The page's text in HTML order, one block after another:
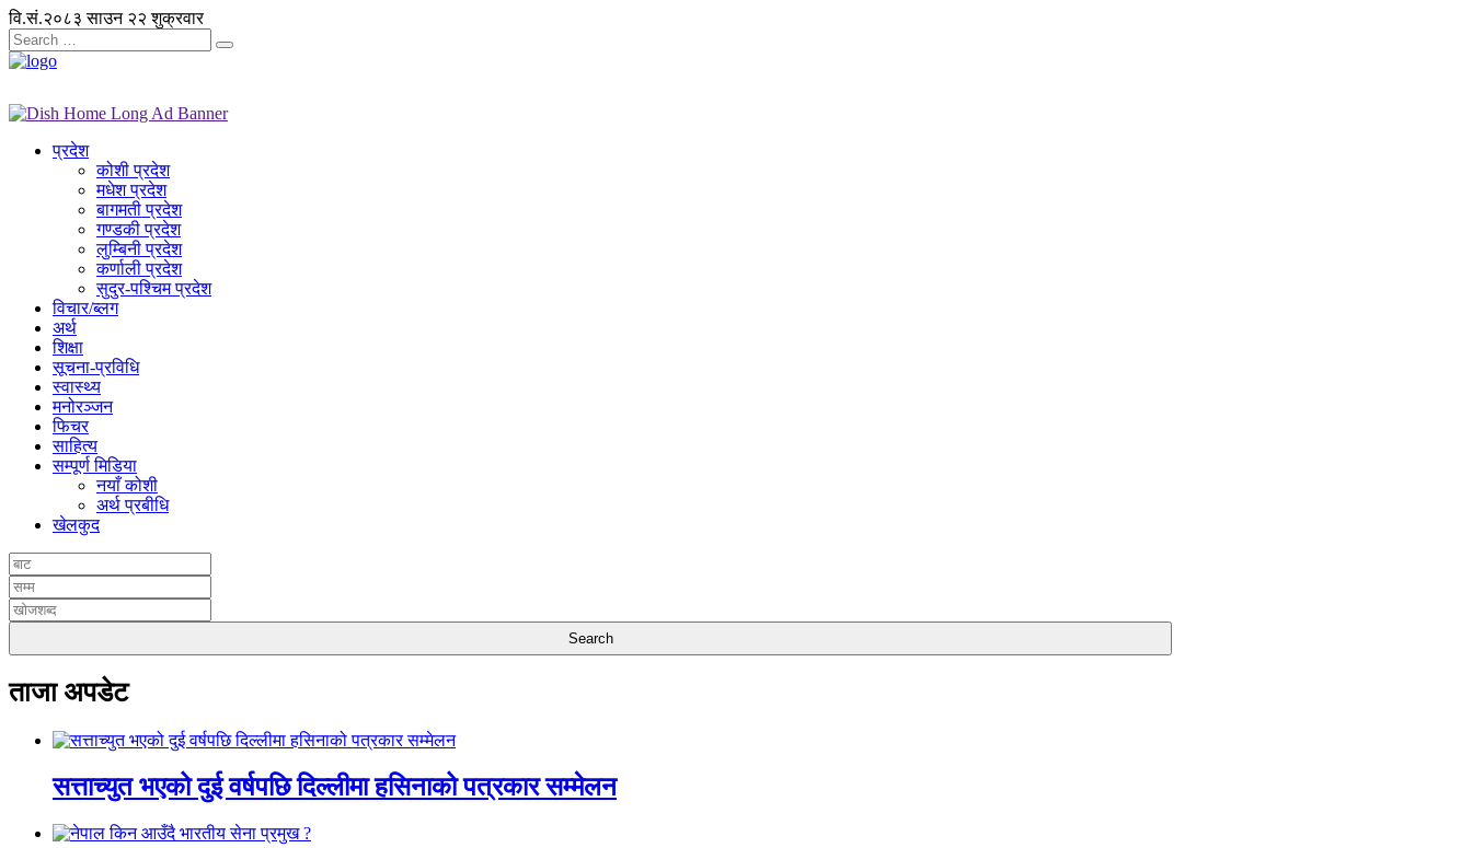
वि.सं.२०८३ साउन २२ शुक्रवार
प्रदेश
कोशी प्रदेश
मधेश प्रदेश
बागमती प्रदेश
गण्डकी प्रदेश
लुम्बिनी प्रदेश
कर्णाली प्रदेश
सुदुर-पश्चिम प्रदेश
विचार/ब्लग
अर्थ
शिक्षा
सूचना-प्रविधि
स्वास्थ्य
मनोरञ्जन
फिचर
साहित्य
सम्पूर्ण मिडिया
नयाँ कोशी
अर्थ प्रबीधि
खेलकुद
ताजा अपडेट
सत्ताच्युत भएको दुई वर्षपछि दिल्लीमा हसिनाको पत्रकार सम्मेलन